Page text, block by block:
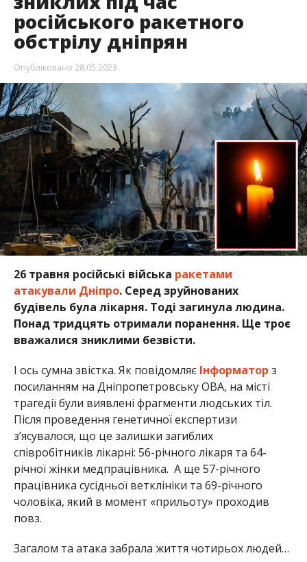
російського ракетного
обстрілу дніпрян
Опубліковано 28.05.2023
26 травня російські війська ракетами
атакували Дніпро. Серед зруйнованих
будівель була лікарня. Тоді загинула людина.
Понад тридцять отримали поранення. Ще троє
вважалися зниклими безвісти.
І ось сумна звістка. Як повідомляє Інформатор з
посиланням на Дніпропетровську ОВА, на місті
трагедії були виявлені фрагменти людських тіл.
Після проведення генетичної експертизи
з’ясувалося, що це залишки загиблих
співробітників лікарні: 56-річного лікаря та 64-
річної жінки медпрацівника. А ще 57-річного
працівника сусідньої ветклініки та 69-річного
чоловіка, який в момент «прильоту» проходив
повз.
Загалом та атака забрала життя чотирьох людей…